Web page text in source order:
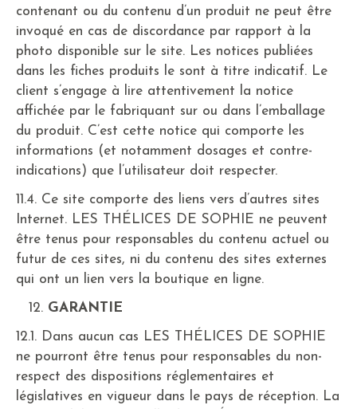
contenant ou du contenu d’un produit ne peut être
invoqué en cas de discordance par rapport à la
photo disponible sur le site. Les notices publiées
dans les fiches produits le sont à titre indicatif. Le
client s’engage à lire attentivement la notice
affichée par le fabriquant sur ou dans l’emballage
du produit. C’est cette notice qui comporte les
informations (et notamment dosages et contre-
indications) que l’utilisateur doit respecter.
11.4. Ce site comporte des liens vers d’autres sites
Internet. LES THÉLICES DE SOPHIE ne peuvent
être tenus pour responsables du contenu actuel ou
futur de ces sites, ni du contenu des sites externes
qui ont un lien vers la boutique en ligne.
GARANTIE
12.1. Dans aucun cas LES THÉLICES DE SOPHIE
ne pourront être tenus pour responsables du non-
respect des dispositions réglementaires et
législatives en vigueur dans le pays de réception. La